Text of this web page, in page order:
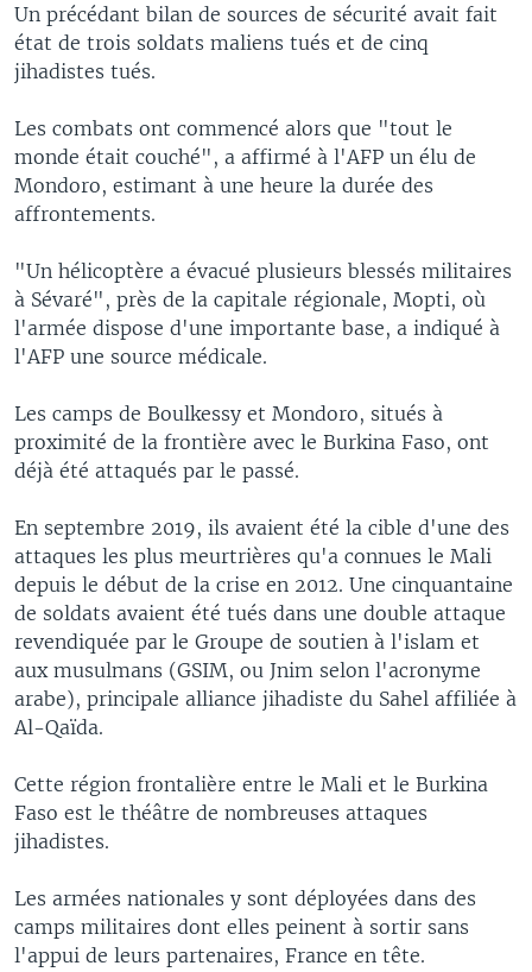
Un précédant bilan de sources de sécurité avait fait
état de trois soldats maliens tués et de cinq
jihadistes tués.
Les combats ont commencé alors que "tout le
monde était couché", a affirmé à l'AFP un élu de
Mondoro, estimant à une heure la durée des
affrontements.
"Un hélicoptère a évacué plusieurs blessés militaires
à Sévaré", près de la capitale régionale, Mopti, où
l'armée dispose d'une importante base, a indiqué à
l'AFP une source médicale.
Les camps de Boulkessy et Mondoro, situés à
proximité de la frontière avec le Burkina Faso, ont
déjà été attaqués par le passé.
En septembre 2019, ils avaient été la cible d'une des
attaques les plus meurtrières qu'a connues le Mali
depuis le début de la crise en 2012. Une cinquantaine
de soldats avaient été tués dans une double attaque
revendiquée par le Groupe de soutien à l'islam et
aux musulmans (GSIM, ou Jnim selon l'acronyme
arabe), principale alliance jihadiste du Sahel affiliée à
Al-Qaïda.
Cette région frontalière entre le Mali et le Burkina
Faso est le théâtre de nombreuses attaques
jihadistes.
Les armées nationales y sont déployées dans des
camps militaires dont elles peinent à sortir sans
l'appui de leurs partenaires, France en tête.